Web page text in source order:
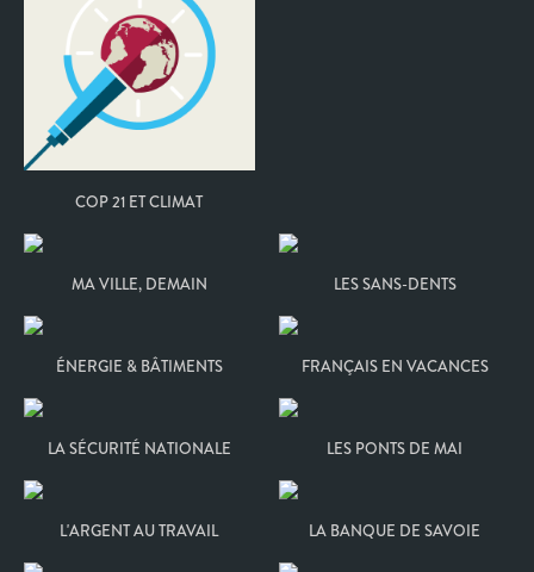
COP 21 ET CLIMAT
MA VILLE, DEMAIN LES SANS-DENTS
ÉNERGIE & BÂTIMENTS FRANÇAIS EN VACANCES
LA SÉCURITÉ NATIONALE LES PONTS DE MAI
L'ARGENT AU TRAVAIL LA BANQUE DE SAVOIE